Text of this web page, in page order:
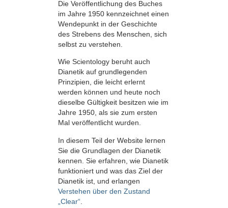
Die Veröffentlichung des Buches
im Jahre 1950 kennzeichnet einen
Wendepunkt in der Geschichte
des Strebens des Menschen, sich
selbst zu verstehen.
Wie Scientology beruht auch
Dianetik auf grundlegenden
Prinzipien, die leicht erlernt
werden können und heute noch
dieselbe Gültigkeit besitzen wie im
Jahre 1950, als sie zum ersten
Mal veröffentlicht wurden.
In diesem Teil der Website lernen
Sie die Grundlagen der Dianetik
kennen. Sie erfahren, wie Dianetik
funktioniert und was das Ziel der
Dianetik ist, und erlangen
Verstehen über den Zustand
„Clear“